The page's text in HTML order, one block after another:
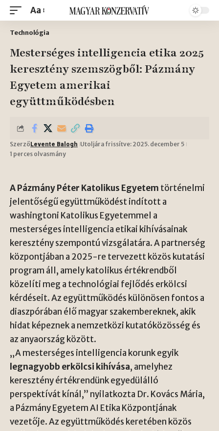
Aa
Technológia
Mesterséges intelligencia etika 2025
keresztény szemszögből: Pázmány
Egyetem amerikai
együttműködésben
Szerző Levente Balogh Utoljára frissítve: 2025. december 5
1 perces olvasmány
A Pázmány Péter Katolikus Egyetem történelmi
jelentőségű együttműködést indított a
washingtoni Katolikus Egyetemmel a
mesterséges intelligencia etikai kihívásainak
keresztény szempontú vizsgálatára. A partnerség
központjában a 2025-re tervezett közös kutatási
program áll, amely katolikus értékrendből
közelíti meg a technológiai fejlődés erkölcsi
kérdéseit. Az együttműködés különösen fontos a
diaszpórában élő magyar szakembereknek, akik
hidat képeznek a nemzetközi kutatóközösség és
az anyaország között.
„A mesterséges intelligencia korunk egyik
legnagyobb erkölcsi kihívása, amelyhez
keresztény értékrendünk egyedülálló
perspektívát kínál,” nyilatkozta Dr. Kovács Mária,
a Pázmány Egyetem AI Etika Központjának
vezetője. Az együttműködés keretében közös